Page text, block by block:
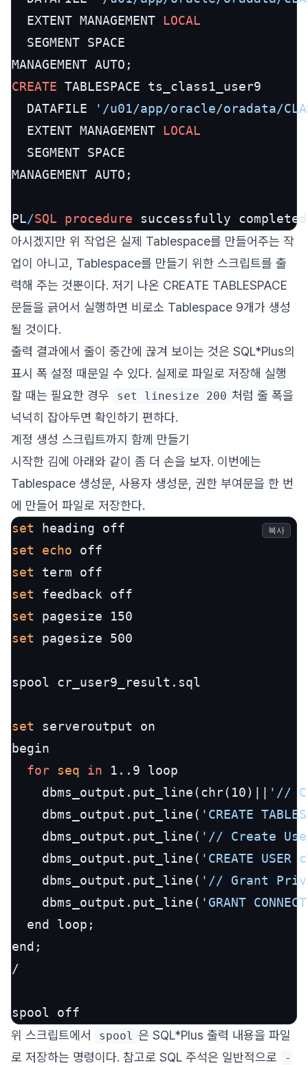
  EXTENT MANAGEMENT
LOCAL
  SEGMENT SPACE
CREATE TABLESPACE ts_class1_user9
  DATAFILE
'/u01/app/oracle/oradata/
  EXTENT MANAGEMENT
LOCAL
  SEGMENT SPACE
MANAGEMENT AUTO;
PL/SQL procedure successfully
아시겠지만 위 작업은 실제 Tablespace를 만들어주는 작
업이 아니고, Tablespace를 만들기 위한 스크립트를 출
력해 주는 것뿐이다. 저기 나온 CREATE TABLESPACE
문들을 긁어서 실행하면 비로소 Tablespace 9개가 생성
될 것이다.
출력 결과에서 줄이 중간에 끊겨 보이는 것은 SQL*Plus의
표시 폭 설정 때문일 수 있다. 실제로 파일로 저장해 실행
할 때는 필요한 경우
set linesize 200 처럼 줄 폭을
넉넉히 잡아두면 확인하기 편하다.
계정 생성 스크립트까지 함께 만들기
시작한 김에 아래와 같이 좀 더 손을 보자. 이번에는
Tablespace 생성문, 사용자 생성문, 권한 부여문을 한 번
에 만들어 파일로 저장한다.
set
set
echo
set
set
set
set pagesize 500
spool cr_user9_result.sql
set serveroutput on
begin
for seq in 1..9 loop
    dbms_output.put_line(chr(10)||
'//
    dbms_output.put_line(
'CREATE
    dbms_output.put_line(
'// Create
    dbms_output.put_line(
'CREATE
    dbms_output.put_line(
'// Grant
    dbms_output.put_line(
'GRANT
  end loop;
end;
/
spool off
복사
위 스크립트에서 spool 은 SQL*Plus 출력 내용을 파일
로 저장하는 명령이다. 참고로 SQL 주석은 일반적으로
-